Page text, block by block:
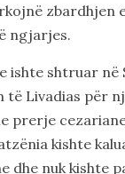
zbardhjen
ngjarjes.
ishte shtruar në
të Livadias për
prerje
kishte
dhe nuk kishte